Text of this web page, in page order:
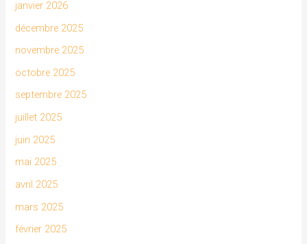
janvier 2026
décembre 2025
novembre 2025
octobre 2025
septembre 2025
juillet 2025
juin 2025
mai 2025
avril 2025
mars 2025
février 2025